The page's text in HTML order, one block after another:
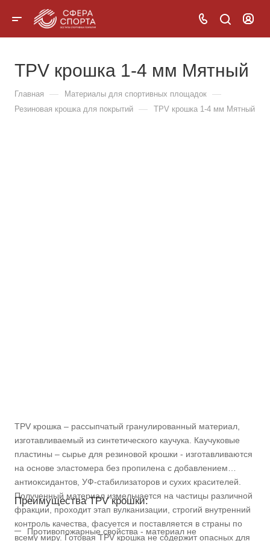
TPV крошка 1-4 мм Мятный
Главная — Материалы для спортивных площадок —
Резиновая крошка для покрытий — TPV крошка 1-4 мм Мятный
TPV крошка – рассыпчатый гранулированный материал,
изготавливаемый из синтетического каучука. Каучуковые
пластины – сырье для резиновой крошки - изготавливаются
на основе эластомера без пропилена с добавлением
антиоксидантов, УФ-стабилизаторов и сухих красителей.
Полученный материал измельчается на частицы различной
фракции, проходит этап вулканизации, строгий внутренний
контроль качества, фасуется и поставляется в страны по
всему миру. Готовая TPV крошка не содержит опасных для
Преимущества TPV крошки:
Противопожарные свойства - материал не